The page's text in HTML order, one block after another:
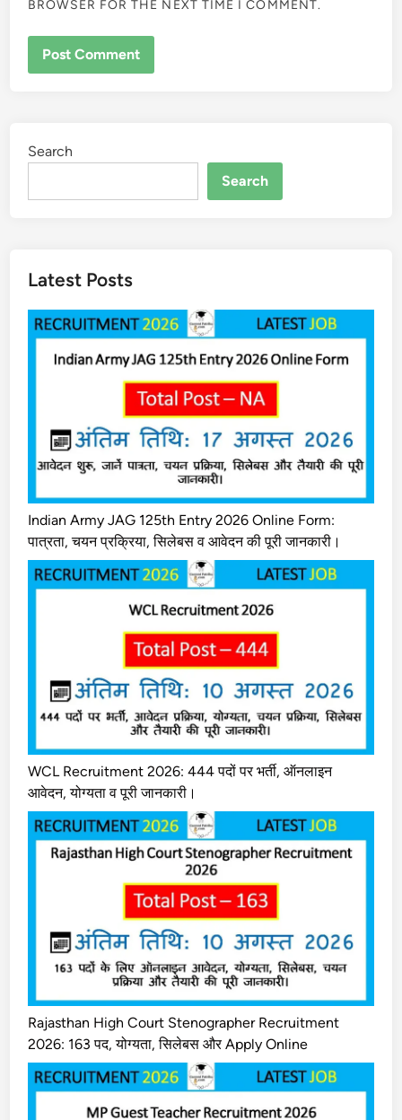
BROWSER FOR THE NEXT TIME I COMMENT.
Search
Search
Latest Posts
Indian Army JAG 125th Entry 2026 Online Form:
पात्रता, चयन प्रक्रिया, सिलेबस व आवेदन की पूरी जानकारी।
WCL Recruitment 2026: 444 पदों पर भर्ती, ऑनलाइन
आवेदन, योग्यता व पूरी जानकारी।
Rajasthan High Court Stenographer Recruitment
2026: 163 पद, योग्यता, सिलेबस और Apply Online